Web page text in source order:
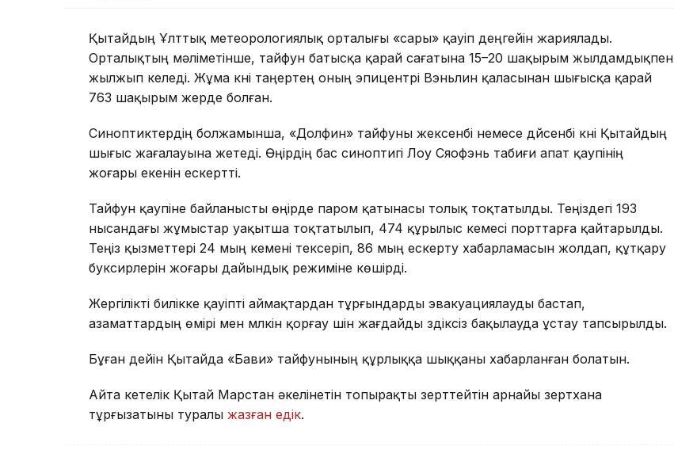
Қытайдың Ұлттық метеорологиялық орталығы «сары» қауіп деңгейін жариялады.
Орталықтың мәліметінше, тайфун батысқа қарай сағатына 15–20 шақырым жылдамдықпен
жылжып келеді. Жұма күні таңертең оның эпицентрі Вэньлин қаласынан шығысқа қарай
763 шақырым жерде болған.
Синоптиктердің болжамынша, «Долфин» тайфуны жексенбі немесе дүйсенбі күні Қытайдың
шығыс жағалауына жетеді. Өңірдің бас синоптигі Лоу Сяофэнь табиғи апат қаупінің
жоғары екенін ескертті.
Тайфун қаупіне байланысты өңірде паром қатынасы толық тоқтатылды. Теңіздегі 193
нысандағы жұмыстар уақытша тоқтатылып, 474 құрылыс кемесі порттарға қайтарылды.
Теңіз қызметтері 24 мың кемені тексеріп, 86 мың ескерту хабарламасын жолдап, құтқару
буксирлерін жоғары дайындық режиміне көшірді.
Жергілікті билікке қауіпті аймақтардан тұрғындарды эвакуациялауды бастап,
азаматтардың өмірі мен мүлкін қорғау үшін жағдайды үздіксіз бақылауда ұстау тапсырылды.
Бұған дейін Қытайда «Бави» тайфунының құрлыққа шыққаны хабарланған болатын.
Айта кетелік Қытай Марстан әкелінетін топырақты зерттейтін арнайы зертхана
тұрғызатыны туралы жазған едік.